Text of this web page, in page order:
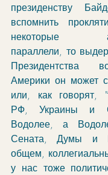
президенству
вспомнить
некоторые
параллели, то
Президентства
Америки он может
или, как говорят,
РФ, Украины
Водолее, а
Сената, Думы и
общем,
у нас тоже